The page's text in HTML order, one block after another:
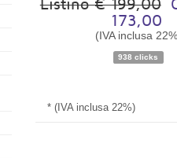
Disponibilità:
Listino € 199,00
173,00
(IVA inclusa
938 clicks
* (IVA inclusa 22%)